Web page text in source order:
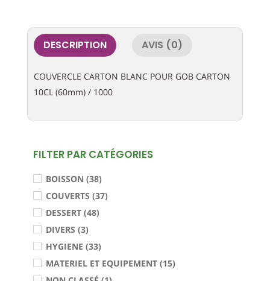
FILTER PAR CATÉGORIES
BOISSON (38)
COUVERTS (37)
DESSERT (48)
DIVERS (3)
HYGIENE (33)
MATERIEL ET EQUIPEMENT (15)
DESCRIPTION AVIS (0)
COUVERCLE CARTON BLANC POUR GOB CARTON
10CL (60mm) / 1000